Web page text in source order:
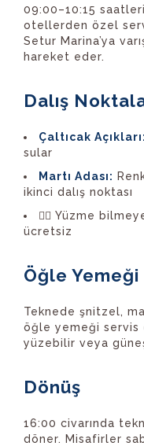
09:00–10:15
otellerden özel
Setur Marina’ya
hareket eder.
Dalış
Çaltıcak Açıkları:
sular
Martı Adası:
ikinci dalış noktası
🏊‍♂️ Yüzme
ücretsiz
Öğle Yemeği
Teknede şnitzel,
öğle yemeği servis
yüzebilir veya
Dönüş
16:00 civarında
döner. Misafirler